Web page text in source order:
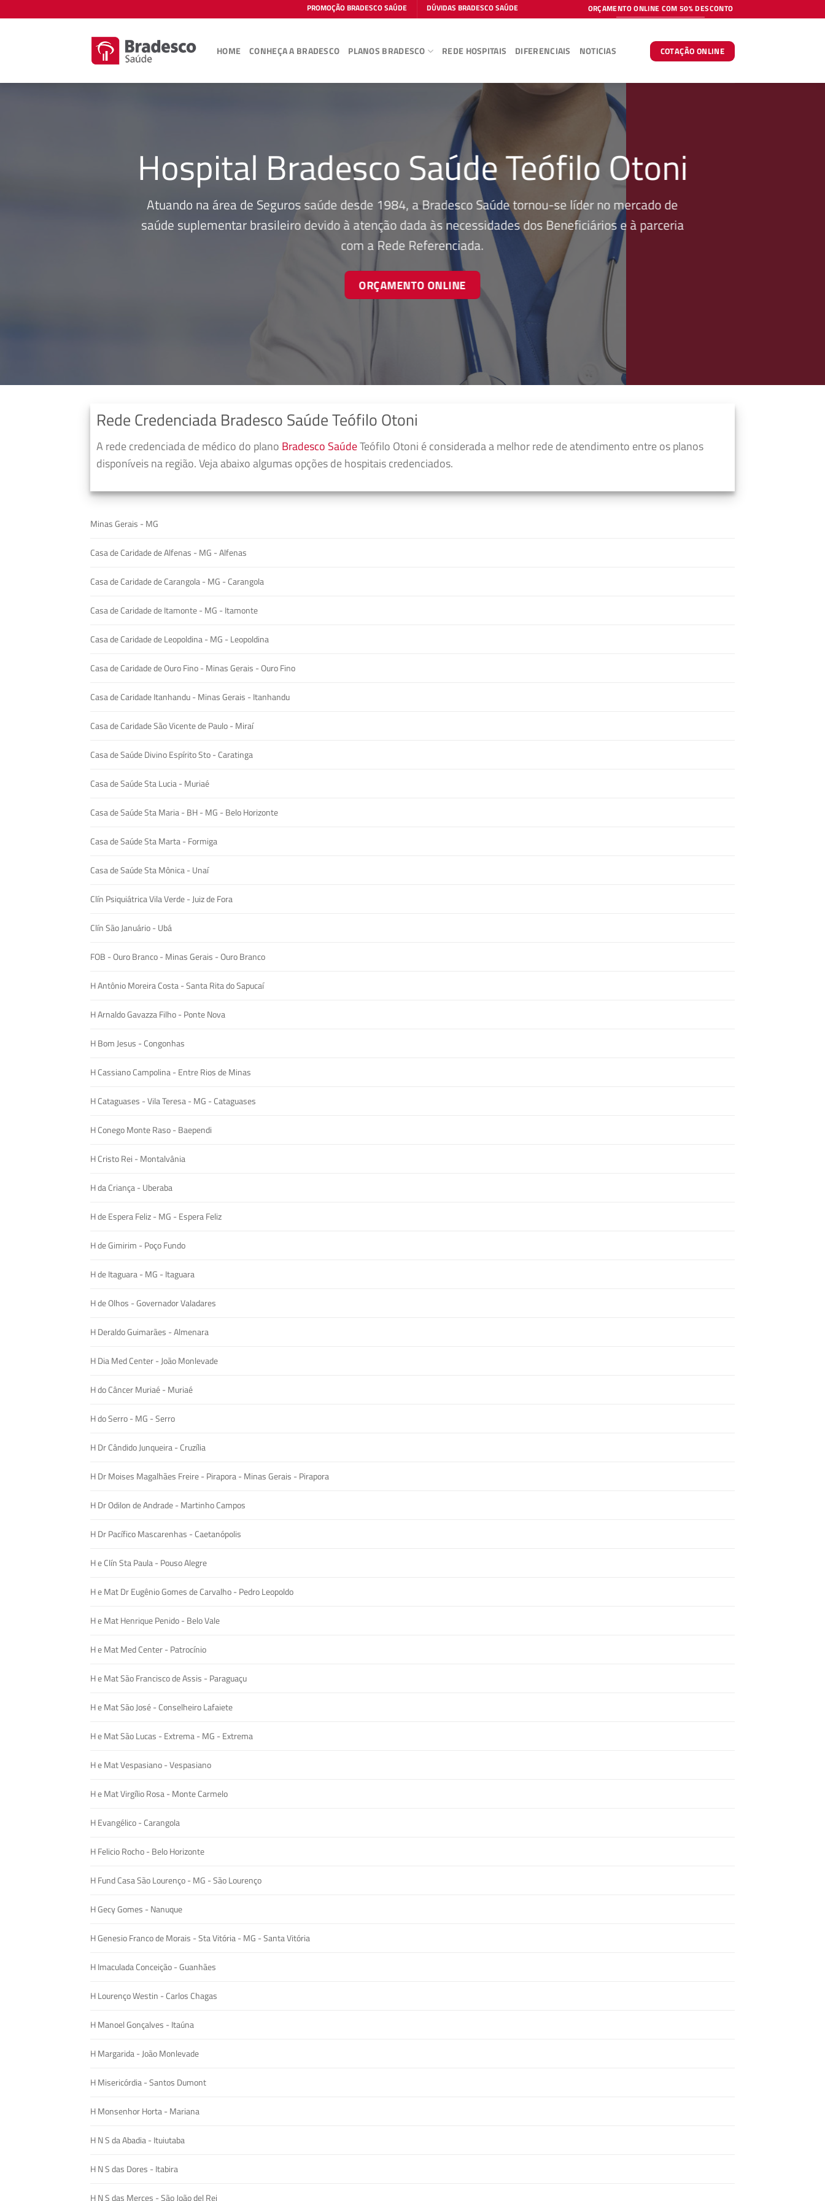
to
PROMOÇÃO BRADESCO SAÚDE DÚVIDAS BRADESCO SAÚDE ORÇAMENTO ONLINE COM 50% DESCONTO
HOME CONHEÇA A BRADESCO PLANOS BRADESCO REDE HOSPITAIS DIFERENCIAIS NOTICIAS COTAÇÃO ONLINE
Hospital Bradesco Saúde Teófilo Otoni
Atuando na área de Seguros saúde desde 1984, a Bradesco Saúde tornou-se líder no mercado de
saúde suplementar brasileiro devido à atenção dada às necessidades dos Beneficiários e à parceria
com a Rede Referenciada.
ORÇAMENTO ONLINE
Rede Credenciada Bradesco Saúde Teófilo Otoni
A rede credenciada de médico do plano Bradesco SaúdeTeófilo Otoni é considerada a melhor rede de atendimento entre os planos
disponíveis na região. Veja abaixo algumas opções de hospitais credenciados.
Minas Gerais - MG
Casa de Caridade de Alfenas - MG - Alfenas
Casa de Caridade de Carangola - MG - Carangola
Casa de Caridade de Itamonte - MG - Itamonte
Casa de Caridade de Leopoldina - MG - Leopoldina
Casa de Caridade de Ouro Fino - Minas Gerais - Ouro Fino
Casa de Caridade Itanhandu - Minas Gerais - Itanhandu
Casa de Caridade São Vicente de Paulo - Miraí
Casa de Saúde Divino Espírito Sto - Caratinga
Casa de Saúde Sta Lucia - Muriaé
Casa de Saúde Sta Maria - BH - MG - Belo Horizonte
Casa de Saúde Sta Marta - Formiga
Casa de Saúde Sta Mônica - Unaí
Clín Psiquiátrica Vila Verde - Juiz de Fora
Clín São Januário - Ubá
FOB - Ouro Branco - Minas Gerais - Ouro Branco
H Antônio Moreira Costa - Santa Rita do Sapucaí
H Arnaldo Gavazza Filho - Ponte Nova
H Bom Jesus - Congonhas
H Cassiano Campolina - Entre Rios de Minas
H Cataguases - Vila Teresa - MG - Cataguases
H Conego Monte Raso - Baependi
H Cristo Rei - Montalvânia
H da Criança - Uberaba
H de Espera Feliz - MG - Espera Feliz
H de Gimirim - Poço Fundo
H de Itaguara - MG - Itaguara
H de Olhos - Governador Valadares
H Deraldo Guimarães - Almenara
H Dia Med Center - João Monlevade
H do Câncer Muriaé - Muriaé
H do Serro - MG - Serro
H Dr Cândido Junqueira - Cruzília
H Dr Moises Magalhães Freire - Pirapora - Minas Gerais - Pirapora
H Dr Odilon de Andrade - Martinho Campos
H Dr Pacífico Mascarenhas - Caetanópolis
H e Clín Sta Paula - Pouso Alegre
H e Mat Dr Eugênio Gomes de Carvalho - Pedro Leopoldo
H e Mat Henrique Penido - Belo Vale
H e Mat Med Center - Patrocínio
H e Mat São Francisco de Assis - Paraguaçu
H e Mat São José - Conselheiro Lafaiete
H e Mat São Lucas - Extrema - MG - Extrema
H e Mat Vespasiano - Vespasiano
H e Mat Virgílio Rosa - Monte Carmelo
H Evangélico - Carangola
H Felicio Rocho - Belo Horizonte
H Fund Casa São Lourenço - MG - São Lourenço
H Gecy Gomes - Nanuque
H Genesio Franco de Morais - Sta Vitória - MG - Santa Vitória
H Imaculada Conceição - Guanhães
H Lourenço Westin - Carlos Chagas
H Manoel Gonçalves - Itaúna
H Margarida - João Monlevade
H Misericórdia - Santos Dumont
H Monsenhor Horta - Mariana
H N S da Abadia - Ituiutaba
H N S das Dores - Itabira
H N S das Merces - São João del Rei